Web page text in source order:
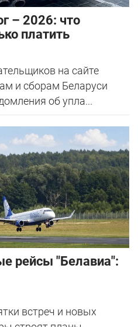
– 2026: что
платить
на сайте
и сборам Беларуси
об упла...
рейсы "Белавиа":
встреч и новых